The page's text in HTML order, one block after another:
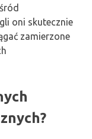
oni skutecznie
zamierzone